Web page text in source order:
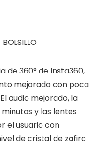
de 360° de Insta360,
mejorado con poca
audio mejorado, la
y las lentes
el usuario con
de cristal de zafiro